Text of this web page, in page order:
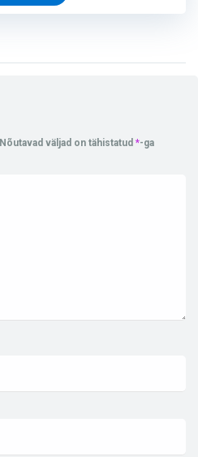
Nõutavad väljad on tähistatud *-ga